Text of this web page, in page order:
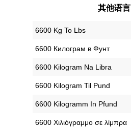
其他语言
‎6600 Kg To Lbs
‎6600 Килограм в Фунт
‎6600 Kilogram Na Libra
‎6600 Kilogram Til Pund
‎6600 Kilogramm In Pfund
‎6600 Χιλιόγραμμο σε λίμπρα